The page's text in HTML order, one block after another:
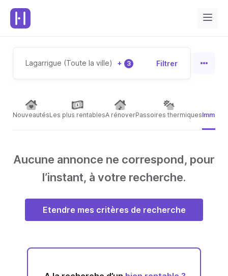
Lagarrigue (Toute la ville) + 3 Filtrer
NouveautésLes plus rentablesA rénoverPassoires thermiques
Aucune annonce ne correspond, pour
l’instant, à votre recherche.
Etendre mes critères de recherche